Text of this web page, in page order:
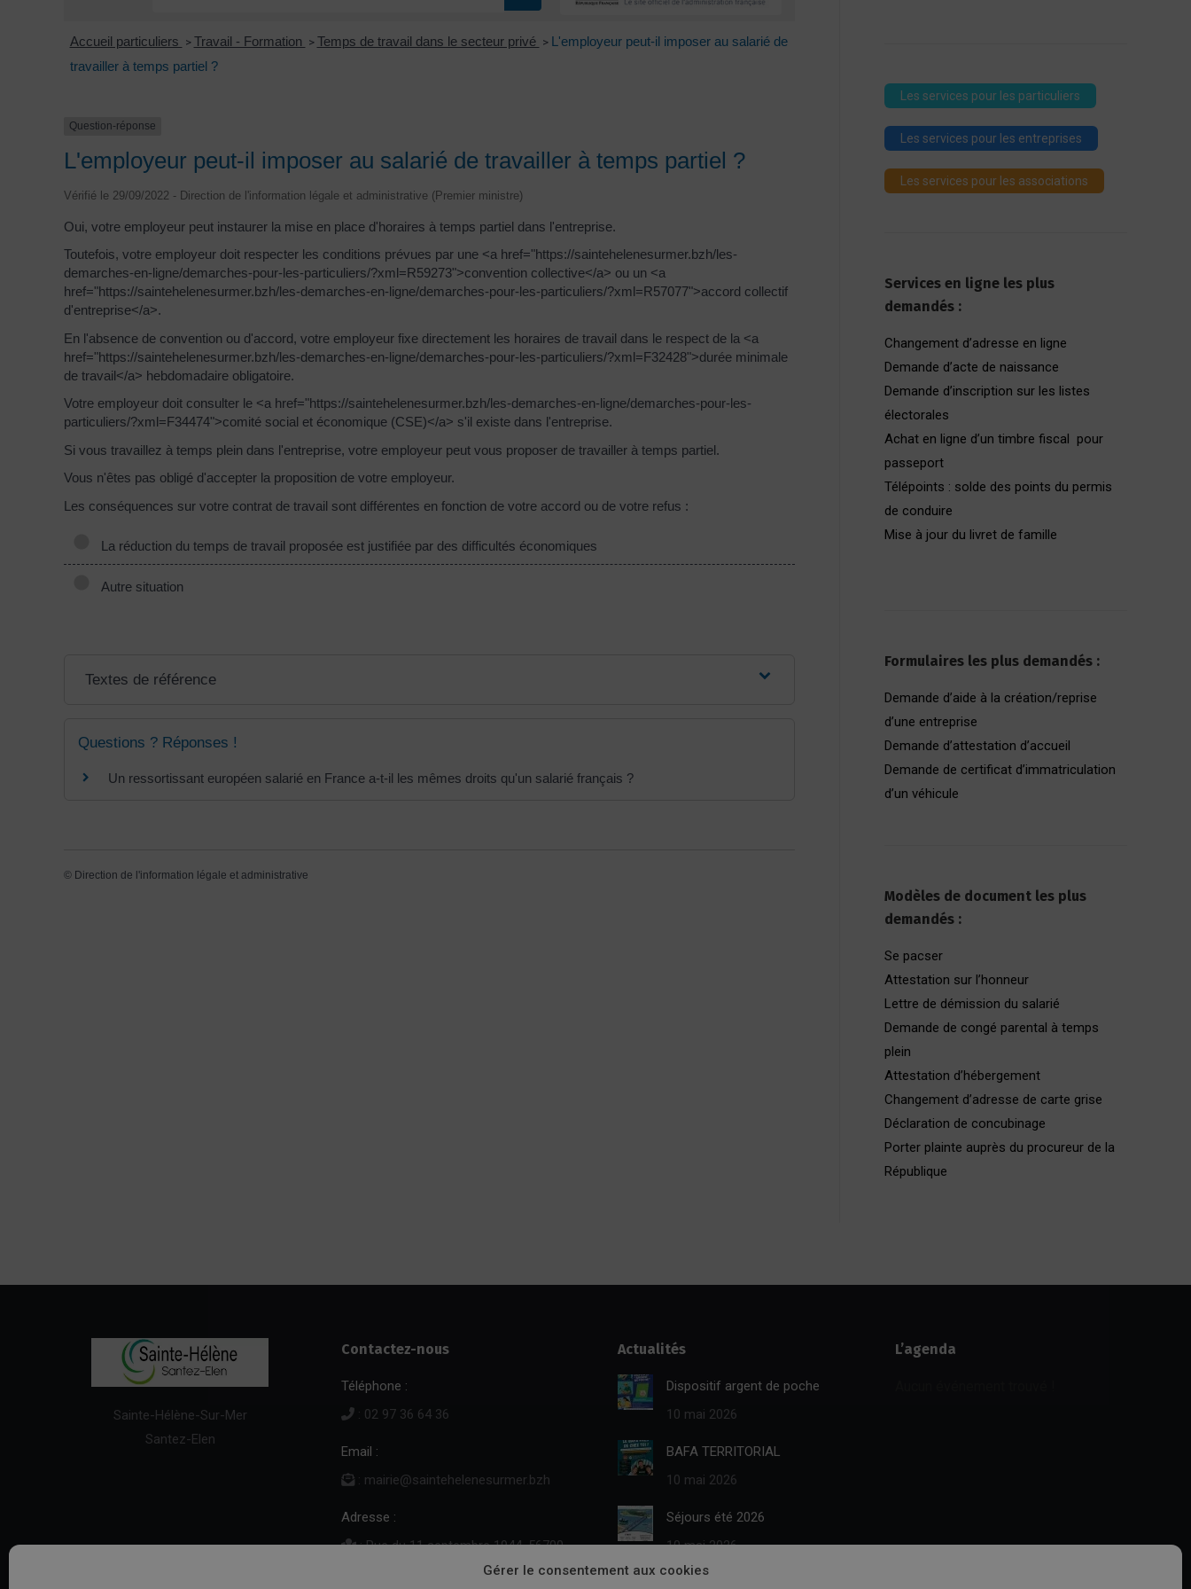
Gérer le consentement aux cookies
Accueil particuliers > Travail - Formation > Temps de travail dans le secteur privé > L'employeur peut-il imposer au salarié de
travailler à temps partiel ?
Question-réponse
L'employeur peut-il imposer au salarié de travailler à temps partiel ?
Vérifié le 29/09/2022 - Direction de l'information légale et administrative (Premier ministre)
Oui, votre employeur peut instaurer la mise en place d'horaires à temps partiel dans l'entreprise.
Toutefois, votre employeur doit respecter les conditions prévues par une <a href="https://saintehelenesurmer.bzh/les-
demarches-en-ligne/demarches-pour-les-particuliers/?xml=R59273">convention collective</a> ou un <a
href="https://saintehelenesurmer.bzh/les-demarches-en-ligne/demarches-pour-les-particuliers/?xml=R57077">accord collectif
d'entreprise</a>.
En l'absence de convention ou d'accord, votre employeur fixe directement les horaires de travail dans le respect de la <a
href="https://saintehelenesurmer.bzh/les-demarches-en-ligne/demarches-pour-les-particuliers/?xml=F32428">durée minimale
de travail</a> hebdomadaire obligatoire.
Votre employeur doit consulter le <a href="https://saintehelenesurmer.bzh/les-demarches-en-ligne/demarches-pour-les-
particuliers/?xml=F34474">comité social et économique (CSE)</a> s'il existe dans l'entreprise.
Si vous travaillez à temps plein dans l'entreprise, votre employeur peut vous proposer de travailler à temps partiel.
Vous n'êtes pas obligé d'accepter la proposition de votre employeur.
Les conséquences sur votre contrat de travail sont différentes en fonction de votre accord ou de votre refus :
La réduction du temps de travail proposée est justifiée par des difficultés économiques
Autre situation
Textes de référence
Questions ? Réponses !
Un ressortissant européen salarié en France a-t-il les mêmes droits qu'un salarié français ?
© Direction de l'information légale et administrative
Les services pour les particuliers
Les services pour les entreprises
Les services pour les associations
Services en ligne les plus
demandés :
Changement d’adresse en ligne
Demande d’acte de naissance
Demande d’inscription sur les listes
électorales
Achat en ligne d’un timbre fiscal pour
passeport
Télépoints : solde des points du permis
de conduire
Mise à jour du livret de famille
Formulaires les plus demandés :
Demande d’aide à la création/reprise
d’une entreprise
Demande d’attestation d’accueil
Demande de certificat d’immatriculation
d’un véhicule
Modèles de document les plus
demandés :
Se pacser
Attestation sur l’honneur
Lettre de démission du salarié
Demande de congé parental à temps
plein
Attestation d’hébergement
Changement d’adresse de carte grise
Déclaration de concubinage
Porter plainte auprès du procureur de la
République
Sainte-Hélène-Sur-Mer
Santez-Elen
Contactez-nous
Téléphone :
: 02 97 36 64 36
Email :
: mairie@saintehelenesurmer.bzh
Adresse :
: Rue du 11 septembre 1944, 56700
Actualités
Dispositif argent de poche
10 mai 2026
BAFA TERRITORIAL
10 mai 2026
Séjours été 2026
10 mai 2026
L’agenda